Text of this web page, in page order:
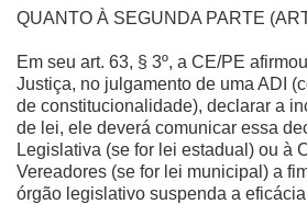
QUANTO À SEGUNDA PARTE
Em seu art. 63, § 3º, a CE/PE
Justiça, no julgamento de uma ADI
de constitucionalidade), declarar a
de lei, ele deverá comunicar essa
Legislativa (se for lei estadual) ou à
Vereadores (se for lei municipal) a
órgão legislativo suspenda a